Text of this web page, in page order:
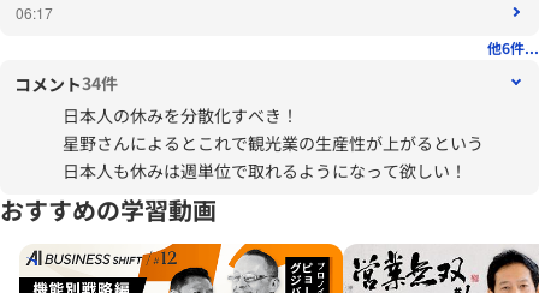
06:17
他6件...
コメント34件
日本人の休みを分散化すべき！
星野さんによるとこれで観光業の生産性が上がるという
日本人も休みは週単位で取れるようになって欲しい！
おすすめの学習動画